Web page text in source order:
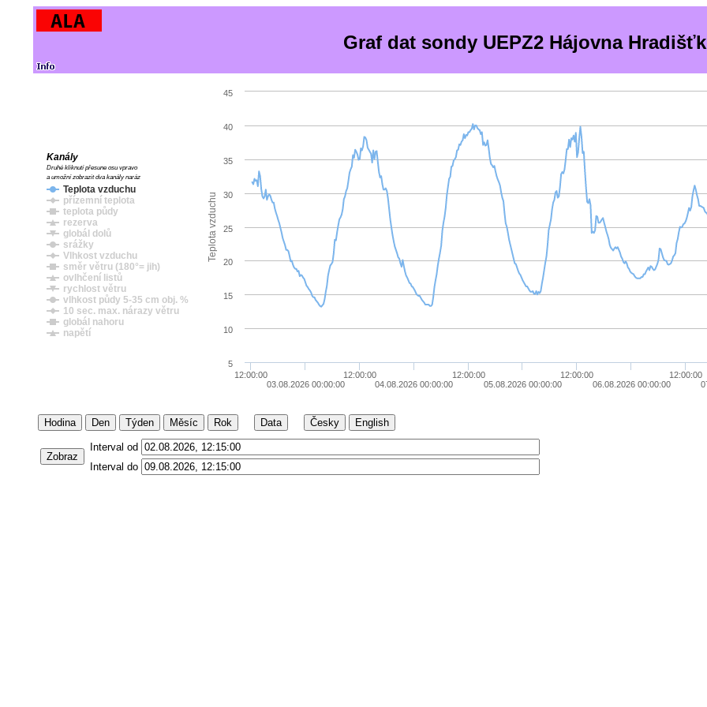
Graf dat sondy UEPZ2 Hájovna
Teplota vzduchu
Teplota vzduchu
přízemní teplota
teplota půdy
rezerva
globál dolů
srážky
Vlhkost vzduchu
směr větru (180°= jih)
ovlhčení listů
rychlost větru
vlhkost půdy 5-35 cm obj. %
10 sec. max. nárazy větru
globál nahoru
napětí
Kanály
Druhé kliknutí přesune osu vpravo
a umožní zobrazit dva kanály naráz
12:00:00
03.08.2026 00:00:00
12:00:00
04.08.2026 00:00:00
12:00:00
05.08.2026 00:00:00
12:00:00
06.08.2026 00:00:00
12:00:00
5
10
15
20
25
30
35
40
45
Hodina Den Týden Měsíc Rok Data Česky English
Zobraz
Interval od
Interval do